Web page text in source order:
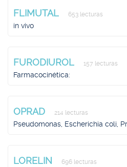
FLIMUTAL 653 lecturas
in vivo
FURODIUROL 157 lecturas
Farmacocinética:
OPRAD 214 lecturas
Pseudomonas, Escherichia coli,
LORELIN 696 lecturas